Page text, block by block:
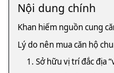
Nội dung chính
Khan hiếm nguồn cung
Lý do nên mua căn hộ
1. Sở hữu vị trí đắc địa